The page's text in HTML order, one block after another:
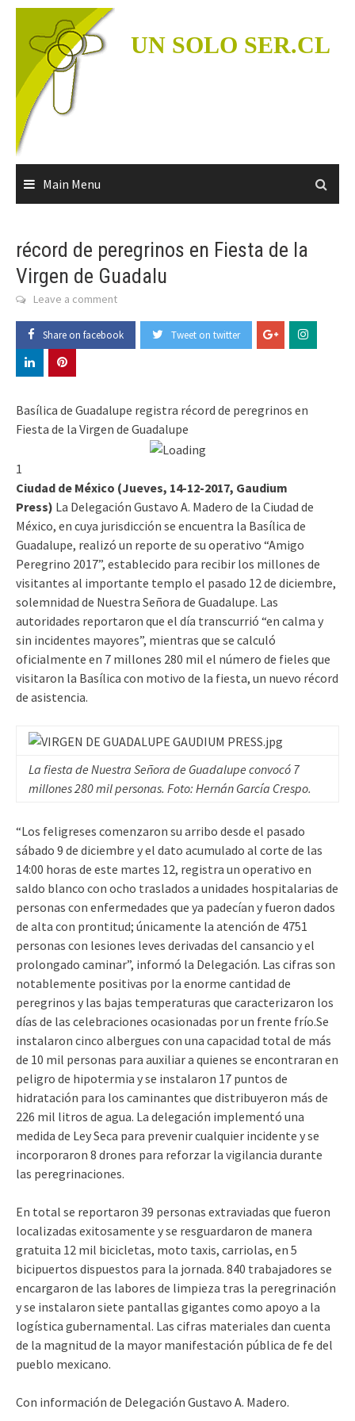
Skip
content
UN SOLO SER.CL
Main Menu
récord de peregrinos en Fiesta de la
Virgen de Guadalu
Leave a comment
Share on facebook Tweet on twitter
Basílica de Guadalupe registra récord de peregrinos en
Fiesta de la Virgen de Guadalupe
1
Ciudad de México (Jueves, 14-12-2017, Gaudium
Press) La Delegación Gustavo A. Madero de la Ciudad de
México, en cuya jurisdicción se encuentra la Basílica de
Guadalupe, realizó un reporte de su operativo “Amigo
Peregrino 2017”, establecido para recibir los millones de
visitantes al importante templo el pasado 12 de diciembre,
solemnidad de Nuestra Señora de Guadalupe. Las
autoridades reportaron que el día transcurrió “en calma y
sin incidentes mayores”, mientras que se calculó
oficialmente en 7 millones 280 mil el número de fieles que
visitaron la Basílica con motivo de la fiesta, un nuevo récord
de asistencia.
La fiesta de Nuestra Señora de Guadalupe convocó 7
millones 280 mil personas. Foto: Hernán García Crespo.
“Los feligreses comenzaron su arribo desde el pasado
sábado 9 de diciembre y el dato acumulado al corte de las
14:00 horas de este martes 12, registra un operativo en
saldo blanco con ocho traslados a unidades hospitalarias de
personas con enfermedades que ya padecían y fueron dados
de alta con prontitud; únicamente la atención de 4751
personas con lesiones leves derivadas del cansancio y el
prolongado caminar”, informó la Delegación. Las cifras son
notablemente positivas por la enorme cantidad de
peregrinos y las bajas temperaturas que caracterizaron los
días de las celebraciones ocasionadas por un frente frío.Se
instalaron cinco albergues con una capacidad total de más
de 10 mil personas para auxiliar a quienes se encontraran en
peligro de hipotermia y se instalaron 17 puntos de
hidratación para los caminantes que distribuyeron más de
226 mil litros de agua. La delegación implementó una
medida de Ley Seca para prevenir cualquier incidente y se
incorporaron 8 drones para reforzar la vigilancia durante
las peregrinaciones.
En total se reportaron 39 personas extraviadas que fueron
localizadas exitosamente y se resguardaron de manera
gratuita 12 mil bicicletas, moto taxis, carriolas, en 5
bicipuertos dispuestos para la jornada. 840 trabajadores se
encargaron de las labores de limpieza tras la peregrinación
y se instalaron siete pantallas gigantes como apoyo a la
logística gubernamental. Las cifras materiales dan cuenta
de la magnitud de la mayor manifestación pública de fe del
pueblo mexicano.
Con información de Delegación Gustavo A. Madero.